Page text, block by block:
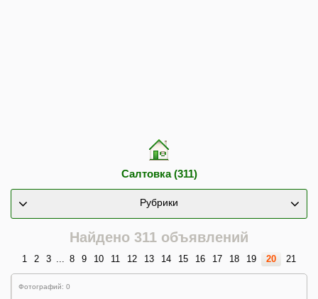
Салтовка (311)
Рубрики
Найдено 311 объявлений
1 2 3 ... 8 9 10 11 12 13 14 15 16 17 18 19 20 21
Фотографий: 0